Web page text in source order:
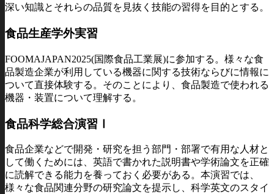
深い知識とそれらの品質を見抜く技能の習得を目的とする。
食品生産学外実習
FOOMAJAPAN2025(国際食品工業展)に参加する。様々な食
品製造企業が利用している機器に関する技術ならびに情報に
ついて直接体験する。そのことにより、食品製造で使われる
機器・装置について理解する。
食品科学総合演習Ⅰ
食品企業などで開発・研究を担う部門・部署で有用な人材と
して働くためには、英語で書かれた説明書や学術論文を正確
に読解できる能力を養っておく必要がある。本演習では、
様々な食品関連分野の研究論文を提示し、科学英文のスタイ